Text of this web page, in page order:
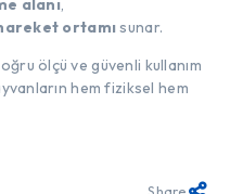
alanı,
ortamısunar.
ölçü ve güvenli kullanım
hem fiziksel hem